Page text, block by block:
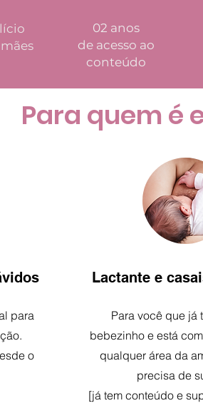
02 anos
de acesso ao
conteúdo
Para quem é
para
o
Lactante e
Para você que já
bebezinho e está
qualquer área da
precisa de
[já tem conteúdo e